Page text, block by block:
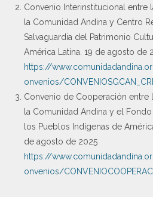
Convenio Interinstitucional entre
la Comunidad Andina y Centro
Salvaguardia del Patrimonio
América Latina. 19 de agosto de
https://
onvenios/
Convenio de Cooperación entre
la Comunidad Andina y el
los Pueblos Indígenas de
de agosto de 2025
https://
onvenios/